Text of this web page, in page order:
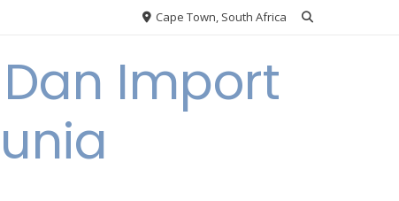
Cape Town, South Africa
Import